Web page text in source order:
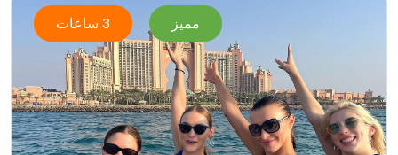
مميز 3 ساعات